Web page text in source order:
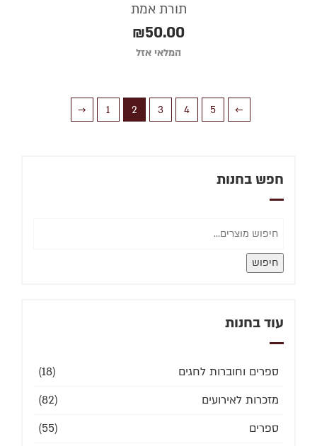
תורת אמת
₪50.00
המלאי אזל
→ 1 2 3 4 5 ←
חפש בחנות
חיפוש
עוד בחנות
ספרים וחוברות לחגים
(18)
מזכרות לאירועים
(82)
ספרים
(55)